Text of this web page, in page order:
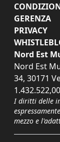
GERENZA
PRIVACY
Nord Est
Nord Est
34, 30171
I diritti delle
mezzo e